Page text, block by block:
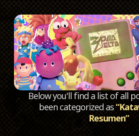
Below you'll find a list of all
been categorized as
Resumen”